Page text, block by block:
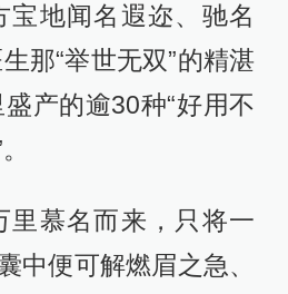
宝地闻名遐迩、驰名
那“举世无双”的精湛
产的逾30种“好用不
里慕名而来，只将一
中便可解燃眉之急、